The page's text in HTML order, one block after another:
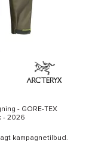
- GORE-TEX
- 2026
kampagnetilbud.